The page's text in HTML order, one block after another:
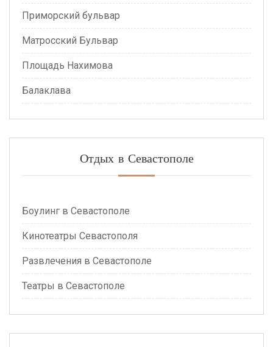
Приморский бульвар
Матросский Бульвар
Площадь Нахимова
Балаклава
Отдых в Севастополе
Боулинг в Севастополе
Кинотеатры Севастополя
Развлечения в Севастополе
Театры в Севастополе